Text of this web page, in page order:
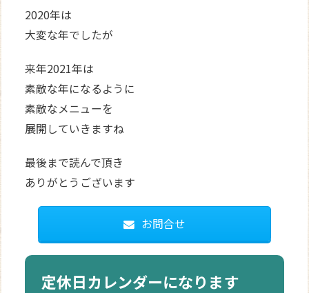
2020年は
大変な年でしたが
来年2021年は
素敵な年になるように
素敵なメニューを
展開していきますね
最後まで読んで頂き
ありがとうございます
お問合せ
定休日カレンダーになります